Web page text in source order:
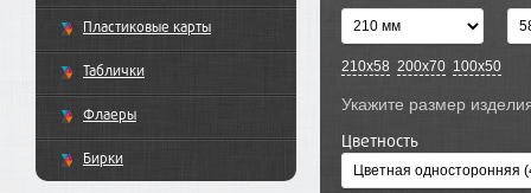
Пластиковые карты
Таблички
Флаеры
Бирки
210х58 200х70 100х50
Цветность